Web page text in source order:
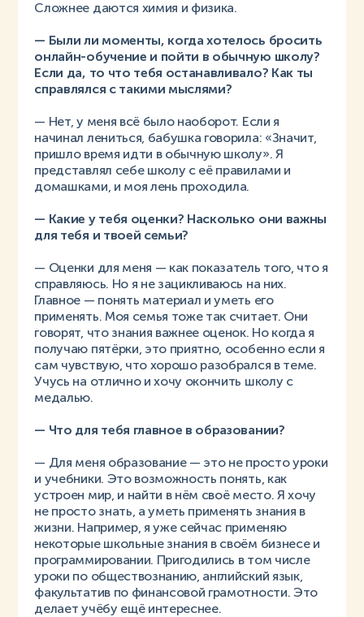
Сложнее даются химия и физика.
— Были ли моменты, когда хотелось бросить
онлайн-обучение и пойти в обычную школу?
Если да, то что тебя останавливало? Как ты
справлялся с такими мыслями?
— Нет, у меня всё было наоборот. Если я
начинал лениться, бабушка говорила: «Значит,
пришло время идти в обычную школу». Я
представлял себе школу с её правилами и
домашками, и моя лень проходила.
— Какие у тебя оценки? Насколько они важны
для тебя и твоей семьи?
— Оценки для меня — как показатель того, что я
справляюсь. Но я не зацикливаюсь на них.
Главное — понять материал и уметь его
применять. Моя семья тоже так считает. Они
говорят, что знания важнее оценок. Но когда я
получаю пятёрки, это приятно, особенно если я
сам чувствую, что хорошо разобрался в теме.
Учусь на отлично и хочу окончить школу с
медалью.
— Что для тебя главное в образовании?
— Для меня образование — это не просто уроки
и учебники. Это возможность понять, как
устроен мир, и найти в нём своё место. Я хочу
не просто знать, а уметь применять знания в
жизни. Например, я уже сейчас применяю
некоторые школьные знания в своём бизнесе и
программировании. Пригодились в том числе
уроки по обществознанию, английский язык,
факультатив по финансовой грамотности. Это
делает учёбу ещё интереснее.